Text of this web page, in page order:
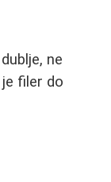
ne
filer do